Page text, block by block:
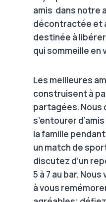
amis dans notre
décontractée et
destinée à
qui sommeille en
Les meilleures
construisent à
partagées. Nous
s’entourer
la famille
un match de
discutez d’un
5 à 7 au bar.
à vous